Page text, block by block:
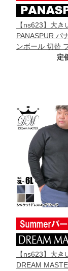
【ns623】大
PANASPUR パ
ンボール 切替
ード 長袖 Tシ
定
【ns623】大
DREAM